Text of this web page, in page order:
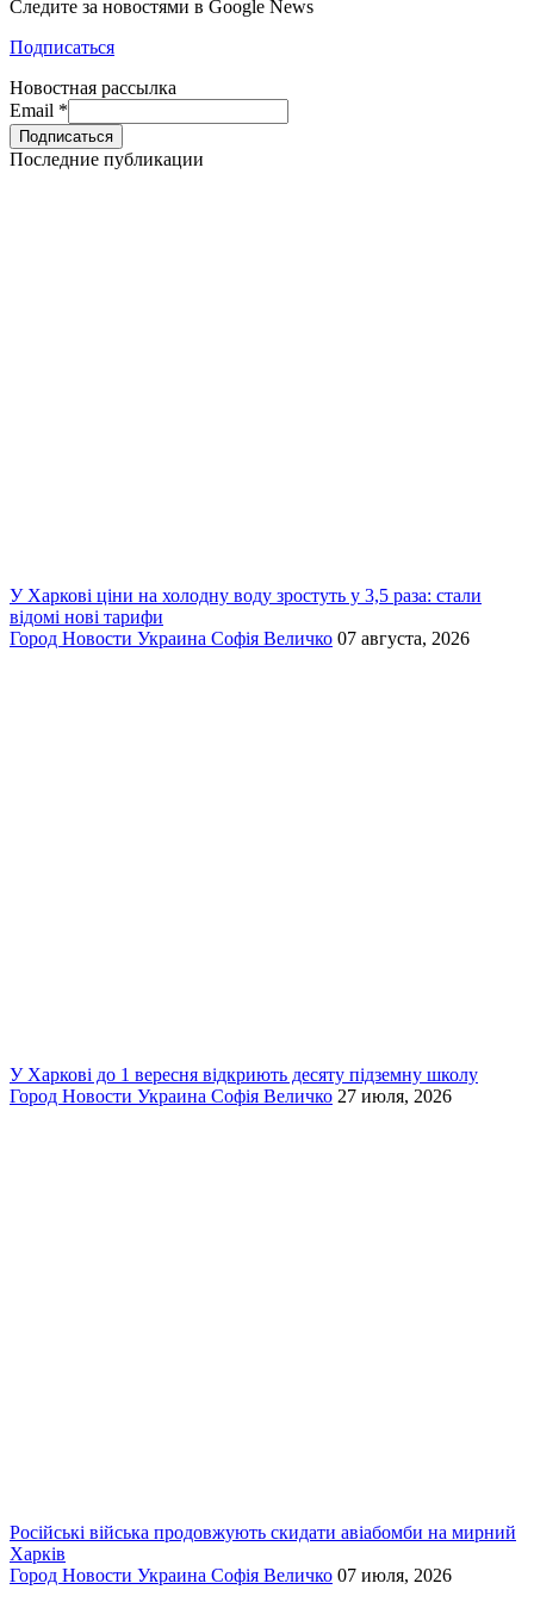
Следите за новостями в Google News
Подписаться
Новостная рассылка
Email *
Последние публикации
У Харкові ціни на холодну воду зростуть у 3,5 раза: стали
відомі нові тарифи
Город Новости Украина Софія Величко 07 августа, 2026
У Харкові до 1 вересня відкриють десяту підземну школу
Город Новости Украина Софія Величко 27 июля, 2026
Російські війська продовжують скидати авіабомби на мирний
Харків
Город Новости Украина Софія Величко 07 июля, 2026